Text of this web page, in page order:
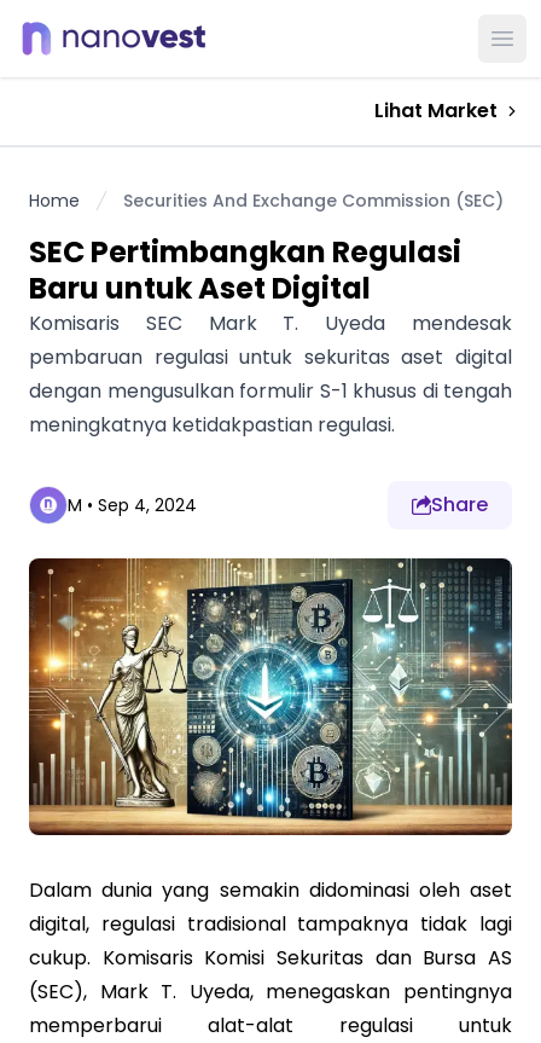
Lihat Market
Home Securities And Exchange Commission (SEC)
SEC Pertimbangkan Regulasi
Baru untuk Aset Digital
Komisaris SEC Mark T. Uyeda mendesak
pembaruan regulasi untuk sekuritas aset digital
dengan mengusulkan formulir S-1 khusus di tengah
meningkatnya ketidakpastian regulasi.
M • Sep 4, 2024 Share
Dalam dunia yang semakin didominasi oleh aset
digital, regulasi tradisional tampaknya tidak lagi
cukup. Komisaris Komisi Sekuritas dan Bursa AS
(SEC), Mark T. Uyeda, menegaskan pentingnya
memperbarui alat-alat regulasi untuk